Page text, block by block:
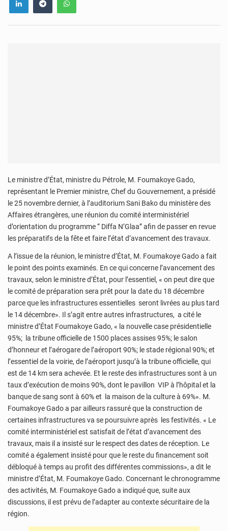
Le ministre d’État, ministre du Pétrole, M. Foumakoye Gado,
représentant le Premier ministre, Chef du Gouvernement, a présidé
le 25 novembre dernier, à l’auditorium Sani Bako du ministère des
Affaires étrangères, une réunion du comité interministériel
d’orientation du programme ‘’ Diffa N’Glaa’’ afin de passer en revue
les préparatifs de la fête et faire l’état d’avancement des travaux.
A l’issue de la réunion, le ministre d’État, M. Foumakoye Gado a fait
le point des points examinés. En ce qui concerne l’avancement des
travaux, selon le ministre d’État, pour l’essentiel, « on peut dire que
le comité de préparation sera prêt pour la date du 18 décembre
parce que les infrastructures essentielles seront livrées au plus tard
le 14 décembre». Il s’agit entre autres infrastructures, a cité le
ministre d’État Foumakoye Gado, « la nouvelle case présidentielle
95%; la tribune officielle de 1500 places assises 95%; le salon
d’honneur et l’aérogare de l’aéroport 90%; le stade régional 90%; et
l’essentiel de la voirie, de l’aéroport jusqu’à la tribune officielle, qui
est de 14 km sera achevée. Et le reste des infrastructures sont à un
taux d’exécution de moins 90%, dont le pavillon VIP à l’hôpital et la
banque de sang sont à 60% et la maison de la culture à 69%». M.
Foumakoye Gado a par ailleurs rassuré que la construction de
certaines infrastructures va se poursuivre après les festivités. « Le
comité interministériel est satisfait de l’état d’avancement des
travaux, mais il a insisté sur le respect des dates de réception. Le
comité a également insisté pour que le reste du financement soit
débloqué à temps au profit des différentes commissions», a dit le
ministre d’État, M. Foumakoye Gado. Concernant le chronogramme
des activités, M. Foumakoye Gado a indiqué que, suite aux
discussions, il est prévu de l’adapter au contexte sécuritaire de la
région.